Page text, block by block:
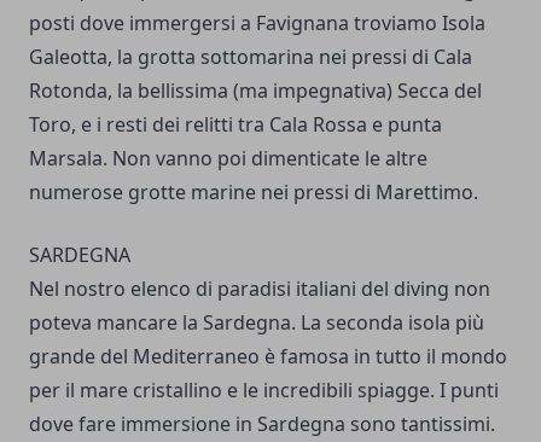
posti dove immergersi a Favignana troviamo Isola
Galeotta, la grotta sottomarina nei pressi di Cala
Rotonda, la bellissima (ma impegnativa) Secca del
Toro, e i resti dei relitti tra Cala Rossa e punta
Marsala. Non vanno poi dimenticate le altre
numerose grotte marine nei pressi di Marettimo.
SARDEGNA
Nel nostro elenco di paradisi italiani del diving non
poteva mancare la Sardegna. La seconda isola più
grande del Mediterraneo è famosa in tutto il mondo
per il mare cristallino e le incredibili spiagge. I punti
dove fare immersione in Sardegna sono tantissimi.